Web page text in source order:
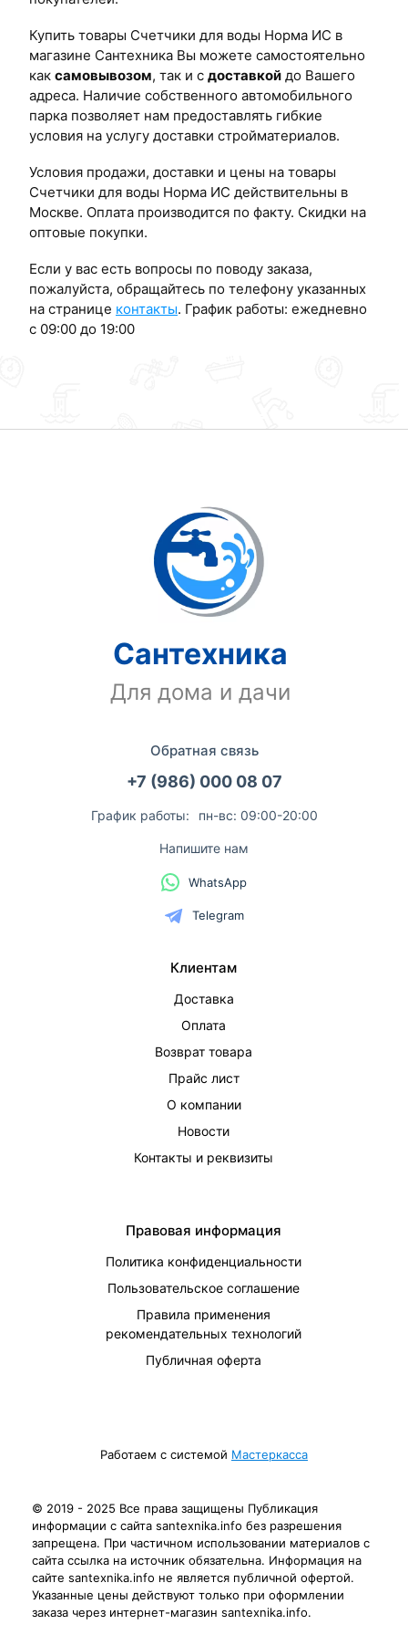
Купить товары Счетчики для воды Норма ИС в
магазине Сантехника Вы можете самостоятельно
как самовывозом, так и с доставкой до Вашего
адреса. Наличие собственного автомобильного
парка позволяет нам предоставлять гибкие
условия на услугу доставки стройматериалов.
Условия продажи, доставки и цены на товары
Счетчики для воды Норма ИС действительны в
Москве. Оплата производится по факту. Скидки на
оптовые покупки.
Если у вас есть вопросы по поводу заказа,
пожалуйста, обращайтесь по телефону указанных
на странице контакты. График работы: ежедневно
с 09:00 до 19:00
Сантехника
Для дома и дачи
Обратная связь
+7 (986) 000 08 07
График работы: пн-вс: 09:00-20:00
Напишите нам
WhatsApp
Telegram
Клиентам
Доставка
Оплата
Возврат товара
Прайс лист
О компании
Новости
Контакты и реквизиты
Правовая информация
Политика конфиденциальности
Пользовательское соглашение
Правила применения
рекомендательных технологий
Публичная оферта
Работаем с системой Мастеркасса
© 2019 - 2025 Все права защищены Публикация
информации с сайта santexnika.info без разрешения
запрещена. При частичном использовании материалов с
сайта ссылка на источник обязательна. Информация на
сайте santexnika.info не является публичной офертой.
Указанные цены действуют только при оформлении
заказа через интернет-магазин santexnika.info.